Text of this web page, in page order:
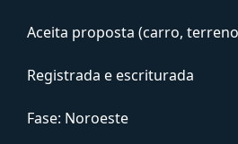
Aceita proposta (carro,
Registrada e escriturada
Fase: Noroeste